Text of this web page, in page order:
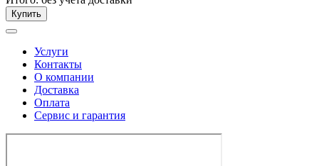
Купить
Услуги
Контакты
О компании
Доставка
Оплата
Сервис и гарантия